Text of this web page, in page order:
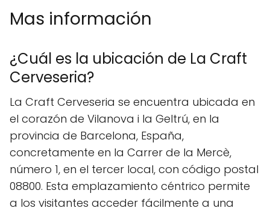
Mas información
¿Cuál es la ubicación de La Craft
Cerveseria?
La Craft Cerveseria se encuentra ubicada en
el corazón de Vilanova i la Geltrú, en la
provincia de Barcelona, España,
concretamente en la Carrer de la Mercè,
número 1, en el tercer local, con código postal
08800. Esta emplazamiento céntrico permite
a los visitantes acceder fácilmente a una